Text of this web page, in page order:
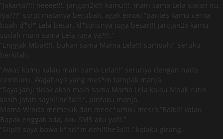
“Jakarta?!!! heeee!!!. jangan2x!!! kamu!!!. main sama Lela sialan itu,
iya???” sorot matanya berubah, agak emosi,”pantes kamu cerita
buah d*d* Lela besar, kl*torisnya juga besar!!! jangan2x kamu
sudah main sama Lela juga ya?!!!.”
“Enggak Mbak!!!. bukan sama Mama Lela!!! sumpah!” seruku
berkilah.
“Awas kamu kalau main sama Lela!!!” serunya dengan nada
cemburu. Wajahnya yang mes*m tampak manja.
“Saya janji tidak akan main sama Mama Lela kalau Mbak rutin
kasih jatah saya!!!he3x!!!.”, pintaku manja.
Mama Winda memeluk dan menc*umku mesra,”Baik!!! kalau
Bapak enggak ada, aku SMS aku ya!!!.”
“Siip!!! saya bawa k*nd*m deh!!!he3x!!!.” kataku girang.